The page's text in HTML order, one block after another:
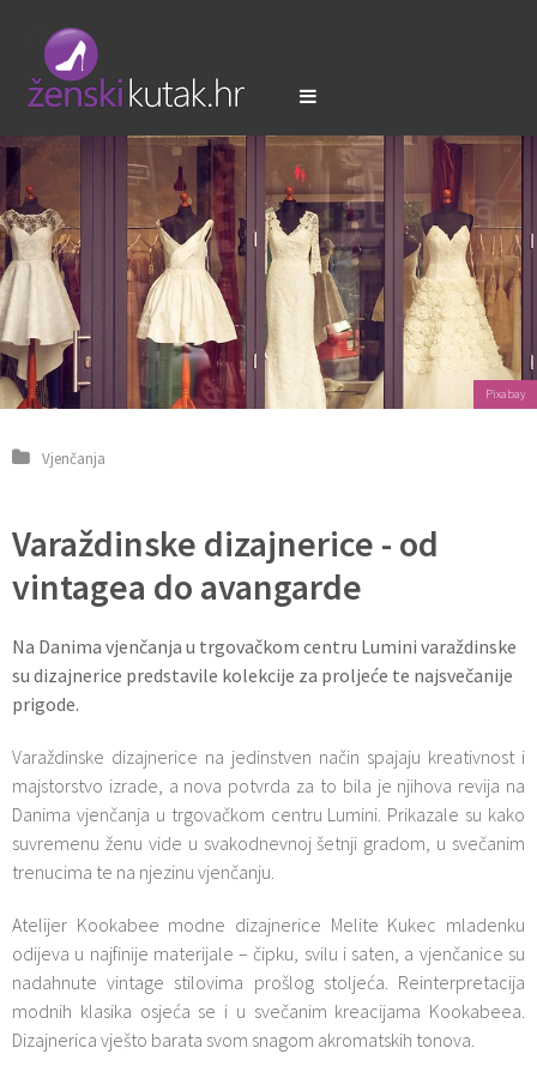
Pixabay
Vjenčanja
Varaždinske dizajnerice - od
vintagea do avangarde
Na Danima vjenčanja u trgovačkom centru Lumini varaždinske
su dizajnerice predstavile kolekcije za proljeće te najsvečanije
prigode.
Varaždinske dizajnerice na jedinstven način spajaju kreativnost i
majstorstvo izrade, a nova potvrda za to bila je njihova revija na
Danima vjenčanja u trgovačkom centru Lumini. Prikazale su kako
suvremenu ženu vide u svakodnevnoj šetnji gradom, u svečanim
trenucima te na njezinu vjenčanju.
Atelijer Kookabee modne dizajnerice Melite Kukec mladenku
odijeva u najfinije materijale – čipku, svilu i saten, a vjenčanice su
nadahnute vintage stilovima prošlog stoljeća. Reinterpretacija
modnih klasika osjeća se i u svečanim kreacijama Kookabeea.
Dizajnerica vješto barata svom snagom akromatskih tonova.